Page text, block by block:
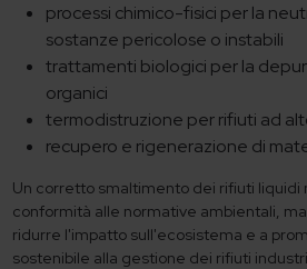
processi chimico-fisici per la
sostanze pericolose o instabili
trattamenti biologici per la
organici
termodistruzione per rifiuti ad
recupero e rigenerazione di
Un corretto smaltimento dei rifiuti liquidi
conformità alle normative ambientali,
ridurre l'impatto sull'ecosistema e a
sostenibile alla gestione dei rifiuti